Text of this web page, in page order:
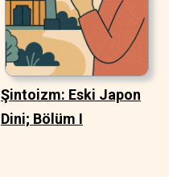
Şintoizm: Eski Japon
Dini; Bölüm I